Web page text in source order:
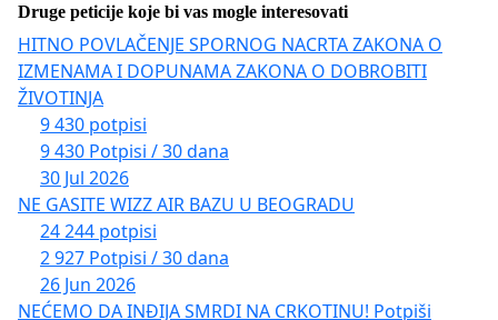
Druge peticije koje bi vas mogle interesovati
HITNO POVLAČENJE SPORNOG NACRTA ZAKONA O
IZMENAMA I DOPUNAMA ZAKONA O DOBROBITI
ŽIVOTINJA
9 430 potpisi
9 430 Potpisi / 30 dana
30 Jul 2026
NE GASITE WIZZ AIR BAZU U BEOGRADU
24 244 potpisi
2 927 Potpisi / 30 dana
26 Jun 2026
NEĆEMO DA INĐIJA SMRDI NA CRKOTINU! Potpiši